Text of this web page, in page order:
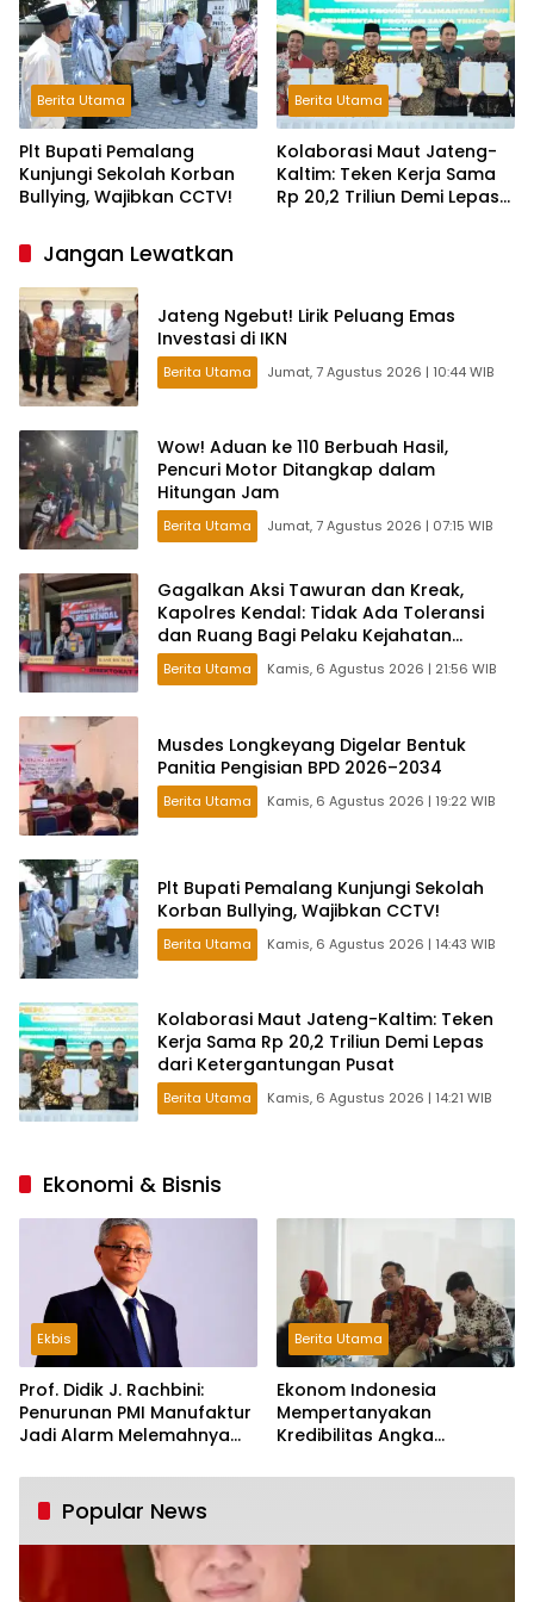
Berita Utama
Plt Bupati Pemalang
Kunjungi Sekolah Korban
Bullying, Wajibkan CCTV!
Berita Utama
Kolaborasi Maut Jateng-
Kaltim: Teken Kerja Sama
Rp 20,2 Triliun Demi Lepas
Jangan Lewatkan
Jateng Ngebut! Lirik Peluang Emas
Investasi di IKN
Berita Utama Jumat, 7 Agustus 2026 | 10:44 WIB
Wow! Aduan ke 110 Berbuah Hasil,
Pencuri Motor Ditangkap dalam
Hitungan Jam
Berita Utama Jumat, 7 Agustus 2026 | 07:15 WIB
Gagalkan Aksi Tawuran dan Kreak,
Kapolres Kendal: Tidak Ada Toleransi
dan Ruang Bagi Pelaku Kejahatan
Jalanan
Berita Utama Kamis, 6 Agustus 2026 | 21:56 WIB
Musdes Longkeyang Digelar Bentuk
Panitia Pengisian BPD 2026–2034
Berita Utama Kamis, 6 Agustus 2026 | 19:22 WIB
Plt Bupati Pemalang Kunjungi Sekolah
Korban Bullying, Wajibkan CCTV!
Berita Utama Kamis, 6 Agustus 2026 | 14:43 WIB
Kolaborasi Maut Jateng-Kaltim: Teken
Kerja Sama Rp 20,2 Triliun Demi Lepas
dari Ketergantungan Pusat
Berita Utama Kamis, 6 Agustus 2026 | 14:21 WIB
Ekonomi & Bisnis
Ekbis
Prof. Didik J. Rachbini:
Penurunan PMI Manufaktur
Jadi Alarm Melemahnya
Berita Utama
Ekonom Indonesia
Mempertanyakan
Kredibilitas Angka
Tumbuh Tapi Rapuh
Popular News